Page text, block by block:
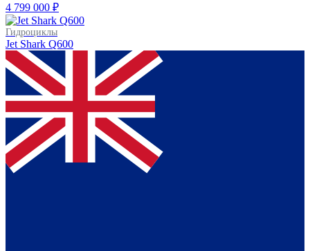
4 799 000 ₽
Гидроциклы
Jet Shark Q600